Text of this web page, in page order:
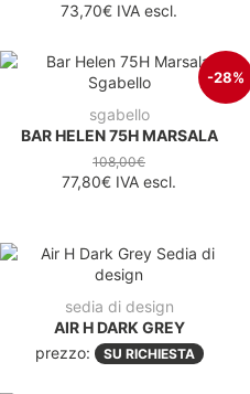
73,70€ IVA escl.
-28%
sgabello
BAR HELEN 75H MARSALA
108,00€
77,80€ IVA escl.
sedia di design
AIR H DARK GREY
prezzo:
SU RICHIESTA